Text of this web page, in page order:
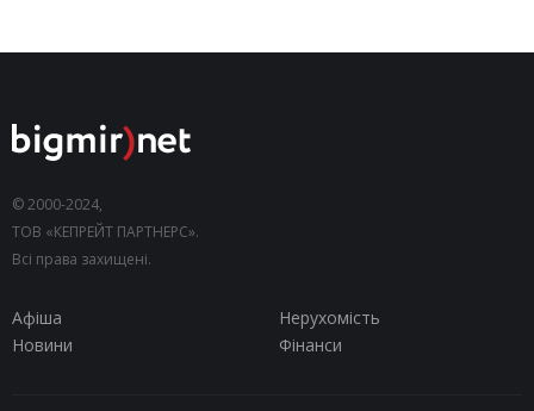
© 2000-2024,
ТОВ «КЕПРЕЙТ ПАРТНЕРС».
Всі права захищені.
Афіша
Нерухомість
Новини
Фінанси